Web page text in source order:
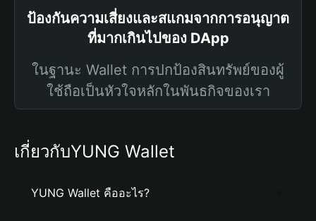
ป้องกันความเสี่ยงและสแกมจากการอนุญาต
ที่มากเกินไปของ DApp
ในฐานะ Wallet การปกป้องสินทรัพย์ของผู้
ใช้ถือเป็นหัวใจหลักในพันธกิจของเรา
เกี่ยวกับYUNG Wallet
YUNG Wallet คืออะไร?